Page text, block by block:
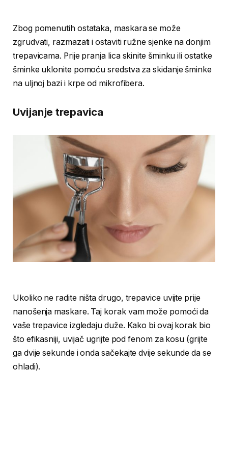
Zbog pomenutih ostataka, maskara se može
zgrudvati, razmazati i ostaviti ružne sjenke na donjim
trepavicama. Prije pranja lica skinite šminku ili ostatke
šminke uklonite pomoću sredstva za skidanje šminke
na uljnoj bazi i krpe od mikrofibera.
Uvijanje trepavica
Ukoliko ne radite ništa drugo, trepavice uvijte prije
nanošenja maskare. Taj korak vam može pomoći da
vaše trepavice izgledaju duže. Kako bi ovaj korak bio
što efikasniji, uvijač ugrijte pod fenom za kosu (grijte
ga dvije sekunde i onda sačekajte dvije sekunde da se
ohladi).